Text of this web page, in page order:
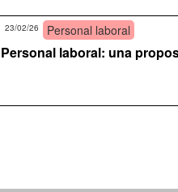
Personal laboral
23/02/26
Personal laboral: una